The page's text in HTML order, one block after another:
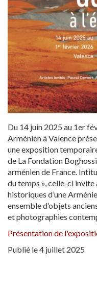
Du 14 juin 2025 au 1er
Arménien à Valence
une exposition
de La Fondation
arménien de France.
du temps », celle-ci invite
historiques d’une
ensemble d’objets
et photographies
Présentation de
Publié le 4 juillet 2025